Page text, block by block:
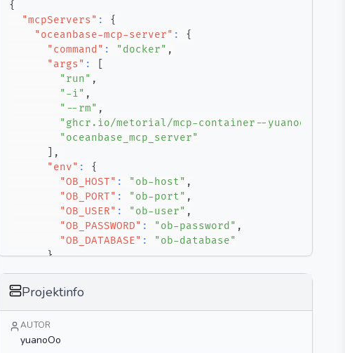
{
"mcpServers" :
{
"oceanbase-mcp-server" :
{
"command" : "docker" ,
"args" :
"run" ,
"-i" ,
"--rm" ,
"ghcr.io/metorial/mcp-container--yuanooo--
"oceanbase_mcp_server"
,
"env" :
{
"OB_HOST" : "ob-host" ,
"OB_PORT" : "ob-port" ,
"OB_USER" : "ob-user" ,
"OB_PASSWORD" : "ob-password" ,
"OB_DATABASE" :
"ob-database"
}
}
} Projektinfo
AUTOR
yuanoOo